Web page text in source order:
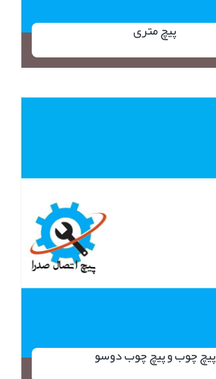
پیچ متری
پیچ چوب و پیچ چوب دوسو